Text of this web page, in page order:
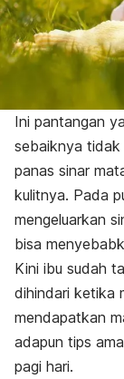
Ini pantangan
sebaiknya tidak
panas sinar
kulitnya. Pada
mengeluarkan
bisa
Kini ibu sudah
dihindari ketika
mendapatkan
adapun tips
pagi hari.